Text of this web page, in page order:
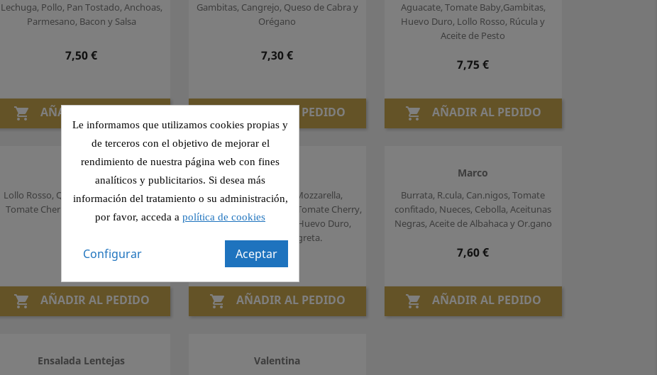
Lechuga, Pollo, Pan Tostado, Anchoas,
Parmesano, Bacon y Salsa
Precio
7,50 €
 AÑADIR AL PEDIDO
Gambitas, Cangrejo, Queso de Cabra y
Orégano
Precio
7,30 €
AÑADIR AL PEDIDO
Aguacate, Tomate Baby,Gambitas,
Huevo Duro, Lollo Rosso, Rúcula y
Aceite de Pesto
Precio
7,75 €
 AÑADIR AL PEDIDO
Lollo Rosso, Queso de cabra, Nueces,
Tomate Cherry, Chips de Manzana y
Vinagreta
Precio
7,50 €
 AÑADIR AL PEDIDO
Lechugas Variadas, Mozzarella,
Corazones de Alcachofa, Tomate Cherry,
Cebolla Caramelizada, Huevo Duro,
Oregano y Vinagreta.
Precio
7,50 €
 AÑADIR AL PEDIDO
Marco
Burrata, R.cula, Can.nigos, Tomate
confitado, Nueces, Cebolla, Aceitunas
Negras, Aceite de Albahaca y Or.gano
Precio
7,60 €
 AÑADIR AL PEDIDO
Ensalada Lentejas Valentina
Le informamos que utilizamos cookies propias y
de terceros con el objetivo de mejorar el
rendimiento de nuestra página web con fines
analíticos y publicitarios. Si desea más
información del tratamiento o su administración,
por favor, acceda a política de cookies
Aceptar
Configurar